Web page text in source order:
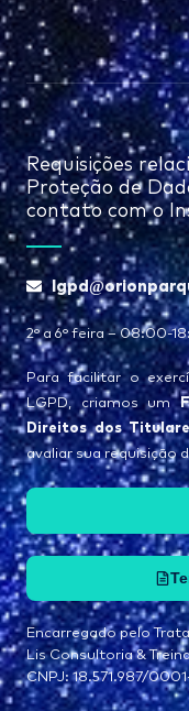
Requisições
Proteção de
contato com o
2° a 6° feira – 08:00-
Para facilitar o
LGPD, criamos um
Direitos dos
avaliar sua requisição
Encarregado pelo
Lis Consultoria &
CNPJ: 18.571.987/